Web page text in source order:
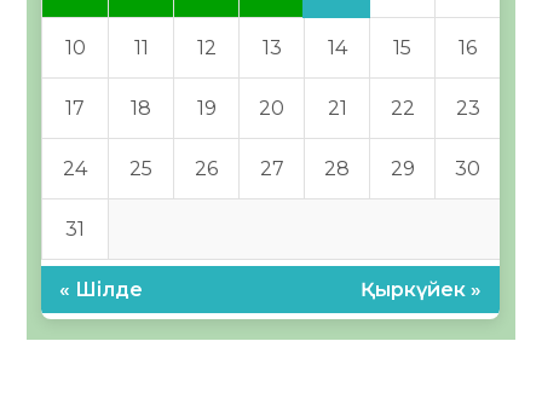
10 11 12 13 14 15 16
17 18 19 20 21 22 23
24 25 26 27 28 29 30
31
« Шілде Қыркүйек »